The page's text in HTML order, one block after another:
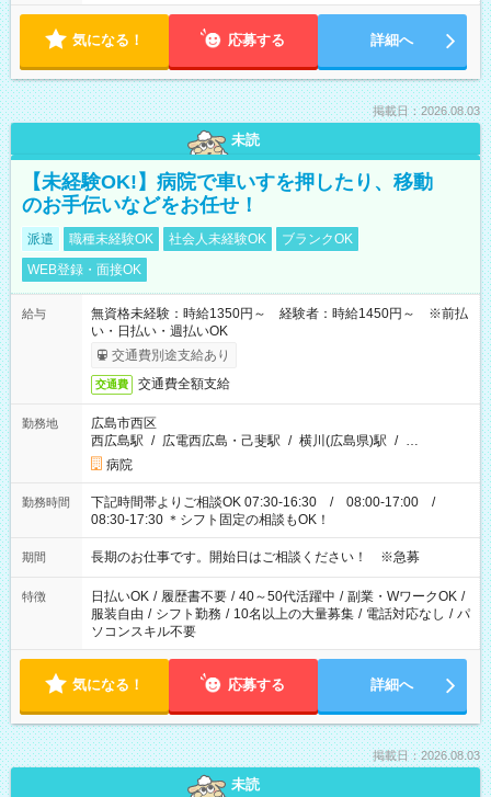
気になる！ 応募する 詳細へ
掲載日：2026.08.03
未読
【未経験OK!】病院で車いすを押したり、移動
のお手伝いなどをお任せ！
派遣 職種未経験OK 社会人未経験OK
ブランクOK
WEB登録・面接OK
給与
無資格未経験：時給1350円～ 経験者：時給1450円～ ※前払
い・日払い・週払いOK
交通費別途支給あり
交通費 交通費全額支給
勤務地
広島市西区
西広島駅 / 広電西広島・己斐駅 / 横川(広島県)駅 / …
病院
勤務時間
下記時間帯よりご相談OK 07:30-16:30 / 08:00-17:00 /
08:30-17:30 ＊シフト固定の相談もOK！
期間 長期のお仕事です。開始日はご相談ください！ ※急募
特徴 日払いOK / 履歴書不要 / 40～50代活躍中 / 副業・WワークOK /
服装自由 / シフト勤務 / 10名以上の大量募集 / 電話対応なし / パ
ソコンスキル不要
気になる！ 応募する 詳細へ
掲載日：2026.08.03
未読